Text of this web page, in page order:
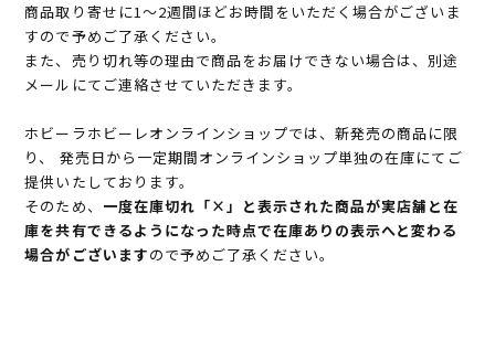
商品取り寄せに1～2週間ほどお時間をいただく場合がございま
すので予めご了承ください。
また、売り切れ等の理由で商品をお届けできない場合は、別途
メールにてご連絡させていただきます。
ホビーラホビーレオンラインショップでは、新発売の商品に限
り、 発売日から一定期間オンラインショップ単独の在庫にてご
提供いたしております。
そのため、 一度在庫切れ「×」と表示された商品が実店舗と在
庫を共有できるようになった時点で在庫ありの表示へと変わる
場合がございますので予めご了承ください。